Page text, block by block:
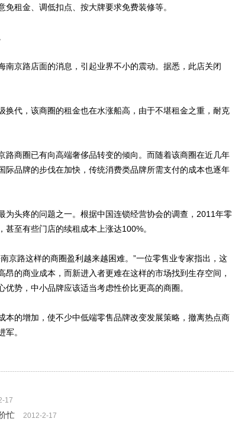
租金、调低扣点、按大牌要求免费装修等。
京路店面的消息，引起业界不小的震动。据悉，此店关闭
代，该商圈的租金也在水涨船高，由于不堪租金之重，耐克
商圈已有向高端奢侈品转变的倾向。而随着该商圈在近几年
际品牌的步伐在加快，传统消费类品牌所需支付的成本也逐年
头疼的问题之一。根据中国连锁经营协会的调查，2011年零
至有些门店的续租成本上涨达100%。
路这样的商圈盈利越来越困难。”一位零售业专家指出，这
的商业成本，而新进入者更难在这样的市场找到生存空间，
势，中小品牌应该适当考虑性价比更高的商圈。
的增加，使不少中低端零售品牌改变发展策略，撤离热点商
军。
17
忙 2012-2-17